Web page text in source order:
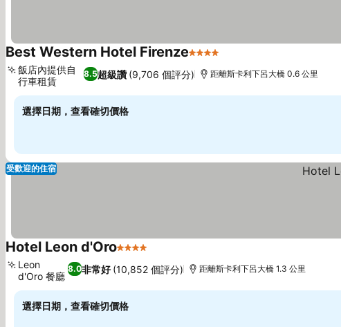
Best Western Hotel Firenze4 星級
8.5超級讚 (9,706 個評分)
飯店內提供自
行車租賃
距離斯卡利下呂大橋 0.6 公里
選擇日期，查看確切價格
受歡迎的住宿
Hotel Leon d'Oro4 星級
8.0非常好 (10,852 個評分)
Leon
d'Oro 餐廳
距離斯卡利下呂大橋 1.3 公里
選擇日期，查看確切價格